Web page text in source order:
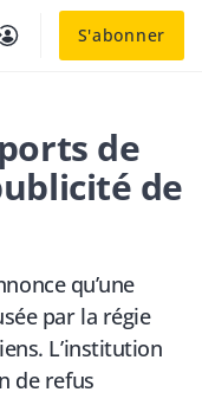
S'abonner
de
de
qu’une
par la régie
L’institution
de refus